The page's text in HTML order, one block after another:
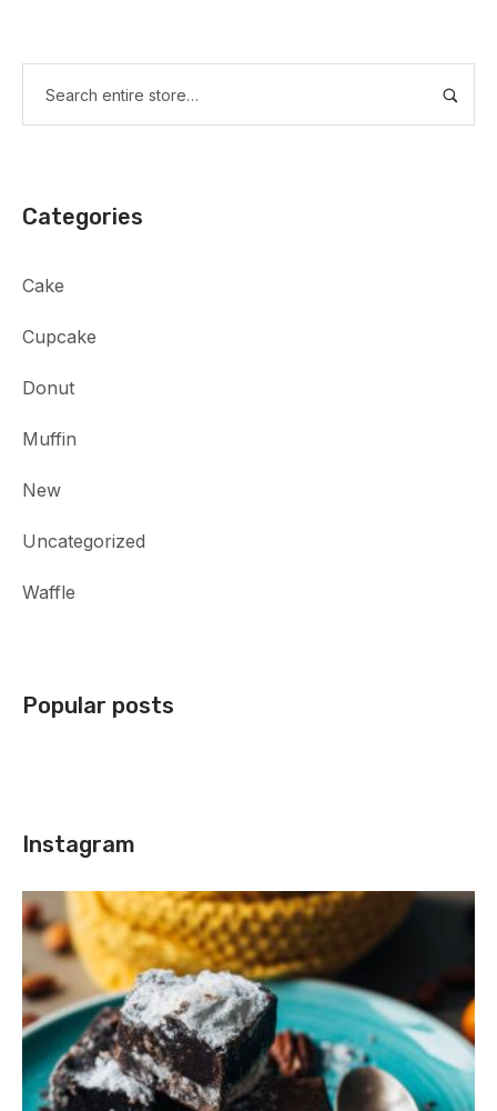
Categories
Cake
Cupcake
Donut
Muffin
New
Uncategorized
Waffle
Popular posts
Instagram